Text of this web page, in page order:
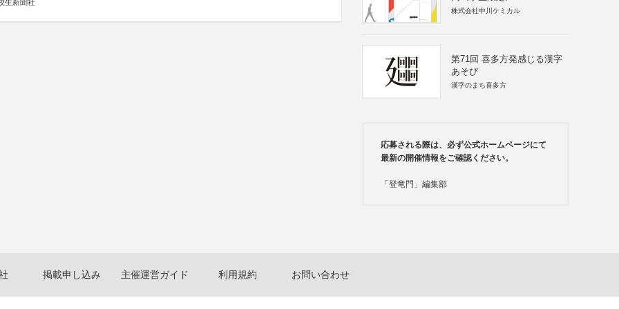
生新聞社
株式会社中川ケミカル
第71回 喜多方発感じる漢字
あそび
漢字のまち喜多方
応募される際は、必ず公式ホームページにて
最新の開催情報をご確認ください。
「登竜門」編集部
掲載申し込み 主催運営ガイド 利用規約 お問い合わせ